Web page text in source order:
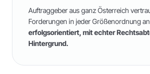
Auftraggeber aus ganz Österreich
Forderungen in jeder Größenordnung
erfolgsorientiert, mit echter
Hintergrund.